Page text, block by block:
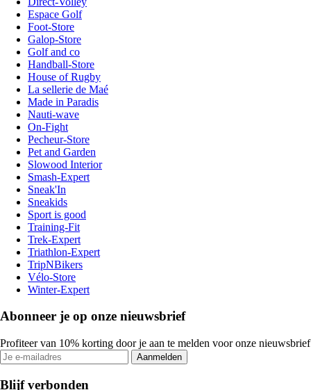
Espace Golf
Foot-Store
Galop-Store
Golf and co
Handball-Store
House of Rugby
La sellerie de Maé
Made in Paradis
Nauti-wave
On-Fight
Pecheur-Store
Pet and Garden
Slowood Interior
Smash-Expert
Sneak'In
Sneakids
Sport is good
Training-Fit
Trek-Expert
Triathlon-Expert
TripNBikers
Vélo-Store
Winter-Expert
Abonneer je op onze nieuwsbrief
Profiteer van 10% korting door je aan te melden voor onze nieuwsbrief
Aanmelden
Blijf verbonden